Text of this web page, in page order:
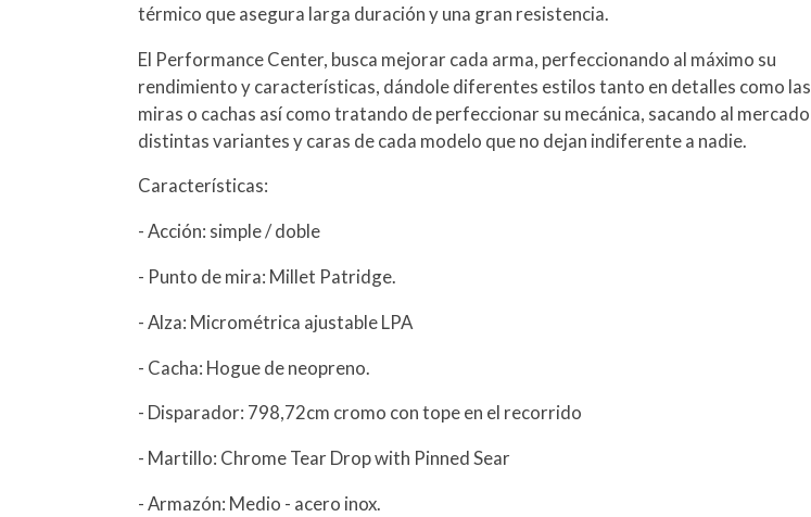
térmico que asegura larga duración y una gran resistencia.
El Performance Center, busca mejorar cada arma, perfeccionando al máximo su
rendimiento y características, dándole diferentes estilos tanto en detalles como las
miras o cachas así como tratando de perfeccionar su mecánica, sacando al mercado
distintas variantes y caras de cada modelo que no dejan indiferente a nadie.
Características:
- Acción: simple / doble
- Punto de mira: Millet Patridge.
- Alza: Micrométrica ajustable LPA
- Cacha: Hogue de neopreno.
- Disparador: 798,72cm cromo con tope en el recorrido
- Martillo: Chrome Tear Drop with Pinned Sear
- Armazón: Medio - acero inox.